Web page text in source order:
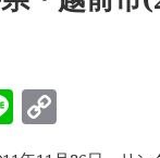
Li
n o